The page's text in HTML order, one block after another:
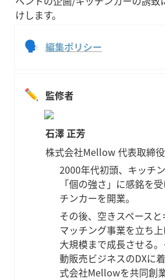
けします。
🗣 編集ポリシー
✏️ 監修者
石澤 正芳
株式会社Mellow 代表取締
2000年代初頭、キッチ
「個の強さ」に感銘を
チンカーを開業。
その後、空きスペース
マッチング事業を立ち
大規模まで成長させる
動販売ビジネスのDXに
式会社Mellowを共同創業